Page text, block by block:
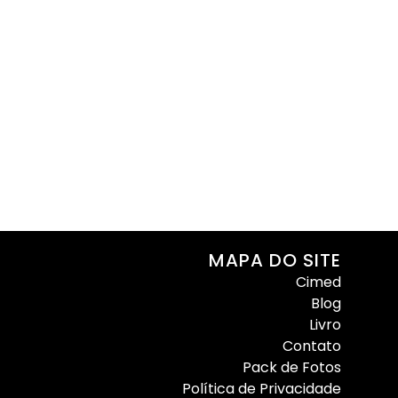
MAPA DO SITE
Cimed
Blog
Livro
Contato
Pack de Fotos
Política de Privacidade